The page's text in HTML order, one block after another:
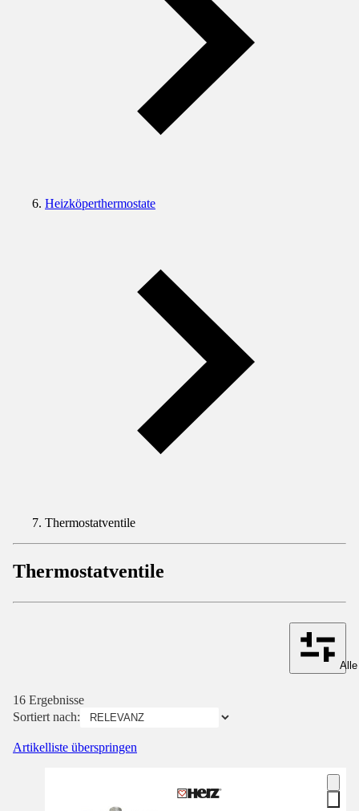
Heizköperthermostate
Thermostatventile
Thermostatventile
16 Ergebnisse
Sortiert nach:
Artikelliste überspringen